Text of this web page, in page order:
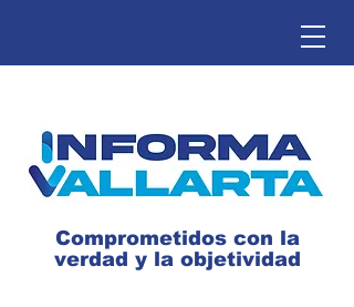
Comprometidos con la
verdad y la objetividad